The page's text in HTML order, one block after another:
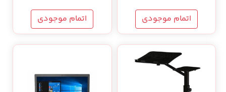
اتمام موجودی اتمام موجودی